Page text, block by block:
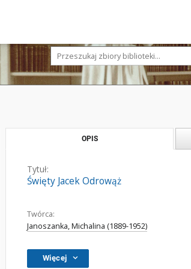
OPIS
Tytuł:
Święty Jacek Odrowąż
Twórca:
Janoszanka, Michalina (1889-1952)
Więcej